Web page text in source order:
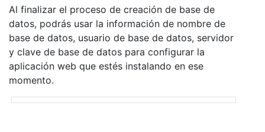
Al finalizar el proceso de creación de base de
datos, podrás usar la información de nombre de
base de datos, usuario de base de datos, servidor
y clave de base de datos para configurar la
aplicación web que estés instalando en ese
momento.